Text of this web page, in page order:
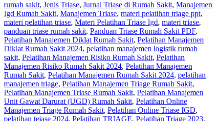
rumah sakit, Jenis Triase, Jurnal Triase di Rumah Sakit, Manajemen
Igd Rumah Sakit, Manajemen Triase, materi pelatihan triage ppt,
materi pelatihan triase, Materi Pelatihan Triase Igd, materi triase,
panduan triase rumah sakit, Panduan Triase Rumah Sakit PDF,
Pelatihan Manajemen Diklat Rumah Sakit, Pelatihan Manajemen
Diklat Rumah Sakit 2024, pelatihan manajemen logistik rumah
sakit, Pelatihan Manajemen Risiko Rumah Sakit, Pelatihan
Manajemen Risiko Rumah Sakit 2024, Pelatihan Manajemen
Rumah Sakit, Pelatihan Manajemen Rumah Sakit 2024, pelatihan
manajemen triage, Pelatihan Manajemen Triage Rumah Sakit,
Pelatihan Manajemen Triase Rumah Sakit, Pelatihan Manajemen
Unit Gawat Darurat (UGD) Rumah Sakit, Pelatihan Online
Manajemen Triage Rumah Sakit, Pelatihan Online Triase IGD,
pelatihan teiase 2024, Pelatihan TRIAGE, Pelatihan Triage 2023,